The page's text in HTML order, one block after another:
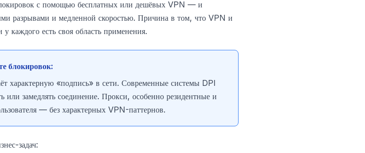
с помощью бесплатных или дешёвых VPN — и
разрывами и медленной скоростью. Причина в том, что VPN и
есть своя область применения.
блокировок:
характерную «подпись» в сети. Современные системы DPI
или замедлять соединение. Прокси, особенно резидентные и
— без характерных VPN-паттернов.
задач: